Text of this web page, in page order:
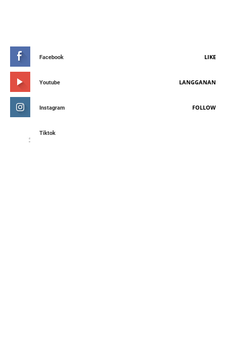
Facebook LIKE
Youtube LANGGANAN
Instagram FOLLOW
Tiktok